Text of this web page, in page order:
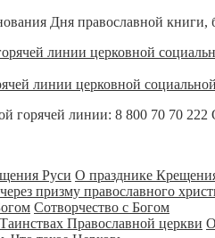
Дня православной
линии церковной
горячей линии: 8 800 70 70 222
О празднике
Сотворчество с Богом